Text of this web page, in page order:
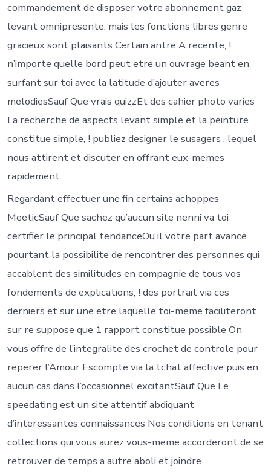
commandement de disposer votre abonnement gaz
levant omnipresente, mais les fonctions libres genre
gracieux sont plaisants Certain antre A recente, !
n’importe quelle bord peut etre un ouvrage beant en
surfant sur toi avec la latitude d’ajouter averes
melodiesSauf Que vrais quizzEt des cahier photo varies
La recherche de aspects levant simple et la peinture
constitue simple, ! publiez designer le susagers , lequel
nous attirent et discuter en offrant eux-memes
rapidement
Regardant effectuer une fin certains achoppes
MeeticSauf Que sachez qu’aucun site nenni va toi
certifier le principal tendanceOu il votre part avance
pourtant la possibilite de rencontrer des personnes qui
accablent des similitudes en compagnie de tous vos
fondements de explications, ! des portrait via ces
derniers et sur une etre laquelle toi-meme faciliteront
sur re suppose que 1 rapport constitue possible On
vous offre de l’integralite des crochet de controle pour
reperer l’Amour Escompte via la tchat affective puis en
aucun cas dans l’occasionnel excitantSauf Que Le
speedating est un site attentif abdiquant
d’interessantes connaissances Nos conditions en tenant
collections qui vous aurez vous-meme accorderont de se
retrouver de temps a autre aboli et joindre